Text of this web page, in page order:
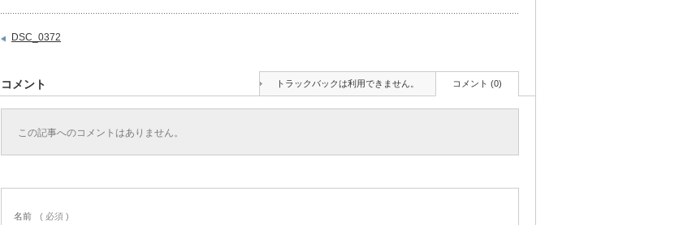
DSC_0372
コメント トラックバックは利用できません。 コメント (0)
この記事へのコメントはありません。
名前 ( 必須 )